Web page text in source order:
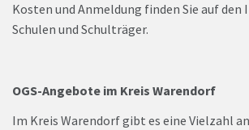
Kosten und Anmeldung finden Sie auf
Schulen und Schulträger.
OGS-Angebote im Kreis Warendorf
Im Kreis Warendorf gibt es eine Vielzahl